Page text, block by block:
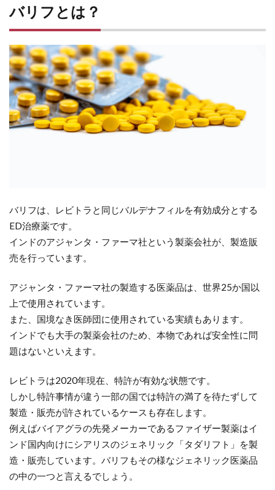
バリフとは？
バリフは、レビトラと同じバルデナフィルを有効成分とする
ED治療薬です。
インドのアジャンタ・ファーマ社という製薬会社が、製造販
売を行っています。
アジャンタ・ファーマ社の製造する医薬品は、世界25か国以
上で使用されています。
また、国境なき医師団に使用されている実績もあります。
インドでも大手の製薬会社のため、本物であれば安全性に問
題はないといえます。
レビトラは2020年現在、特許が有効な状態です。
しかし特許事情が違う一部の国では特許の満了を待たずして
製造・販売が許されているケースも存在します。
例えばバイアグラの先発メーカーであるファイザー製薬はイ
ンド国内向けにシアリスのジェネリック「タダリフト」を製
造・販売しています。バリフもその様なジェネリック医薬品
の中の一つと言えるでしょう。